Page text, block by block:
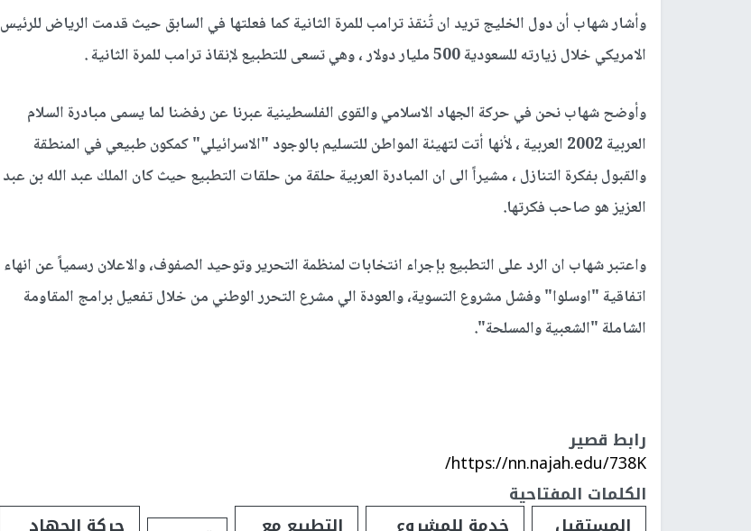
وأشار شهاب أن دول الخليج تريد ان تُنقذ ترامب للمرة الثانية كما فعلتها في السابق حيث قدمت الرياض للرئيس
الامريكي خلال زيارته للسعودية 500 مليار دولار ، وهي تسعى للتطبيع لإنقاذ ترامب للمرة الثانية .
وأوضح شهاب نحن في حركة الجهاد الاسلامي والقوى الفلسطينية عبرنا عن رفضنا لما يسمى مبادرة السلام
العربية 2002 العربية ، لأنها أتت لتهيئة المواطن للتسليم بالوجود "الاسرائيلي" كمكون طبيعي في المنطقة
والقبول بفكرة التنازل ، مشيراً الى ان المبادرة العربية حلقة من حلقات التطبيع حيث كان الملك عبد الله بن عبد
العزيز هو صاحب فكرتها.
واعتبر شهاب ان الرد على التطبيع بإجراء انتخابات لمنظمة التحرير وتوحيد الصفوف، والاعلان رسمياً عن انهاء
اتفاقية "اوسلوا" وفشل مشروع التسوية، والعودة الي مشرع التحرر الوطني من خلال تفعيل برامج المقاومة
الشاملة "الشعبية والمسلحة".
رابط قصير
https://nn.najah.edu/738K/
الكلمات المفتاحية